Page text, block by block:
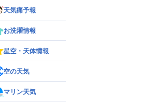
天気痛予報
お洗濯情報
星空・天体情報
空の天気
マリン天気